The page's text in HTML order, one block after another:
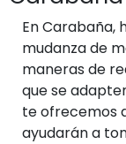
En Carabaña,
mudanza de
maneras de
que se
te ofrecemos
ayudarán a